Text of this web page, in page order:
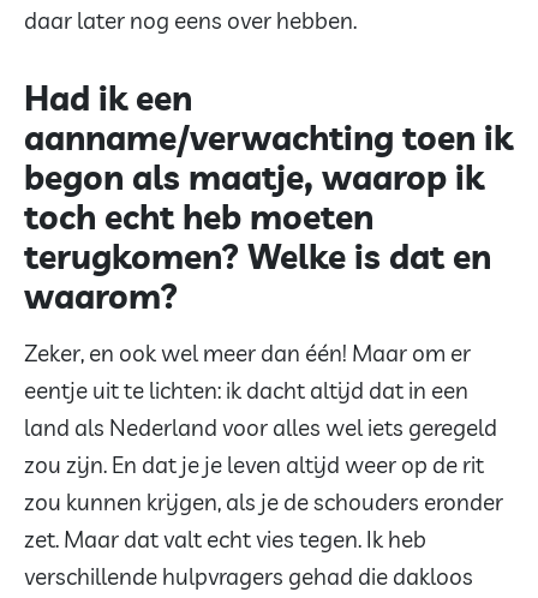
daar later nog eens over hebben.
Had ik een
aanname/verwachting toen ik
begon als maatje, waarop ik
toch echt heb moeten
terugkomen? Welke is dat en
waarom?
Zeker, en ook wel meer dan één! Maar om er
eentje uit te lichten: ik dacht altijd dat in een
land als Nederland voor alles wel iets geregeld
zou zijn. En dat je je leven altijd weer op de rit
zou kunnen krijgen, als je de schouders eronder
zet. Maar dat valt echt vies tegen. Ik heb
verschillende hulpvragers gehad die dakloos